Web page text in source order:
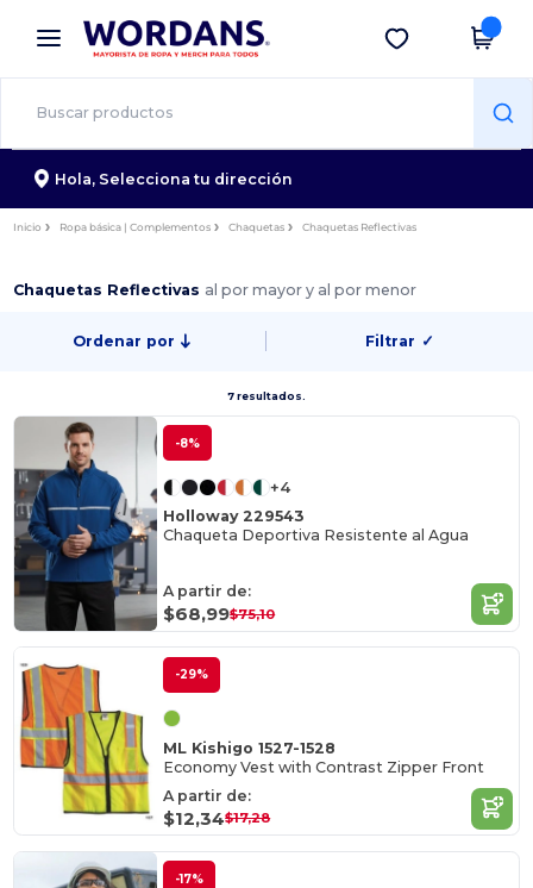
× App de Wordans
¡Mejores precios en app!
Descargar app
Hola, Selecciona tu dirección
Inicio Ropa básica | Complementos Chaquetas Chaquetas Reflectivas
Chaquetas Reflectivas al por mayor y al por menor
Ordenar por Filtrar ✓
7 resultados.
-8%
+4
Holloway 229543
Chaqueta Deportiva Resistente al Agua
A partir de:
$68,99$75,10
-29%
ML Kishigo 1527-1528
Economy Vest with Contrast Zipper Front
A partir de:
$12,34$17,28
-17%